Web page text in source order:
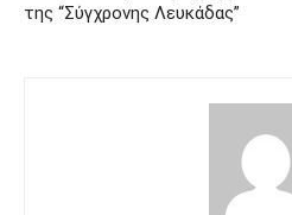
της “Σύγχρονης Λευκάδας”